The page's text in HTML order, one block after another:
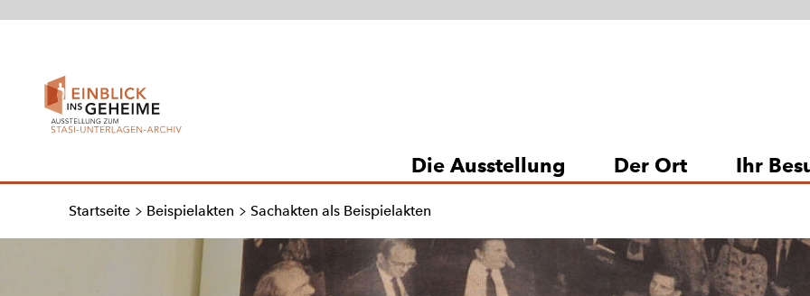
Startseite
Die Ausstellung Der Ort Ihr
Startseite Beispielakten Sachakten als Beispielakten